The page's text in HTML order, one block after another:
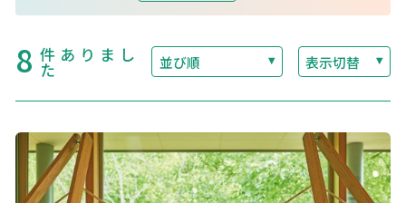
お問い合わせ
Languages
8 件ありまし
た 並び順 表示切替